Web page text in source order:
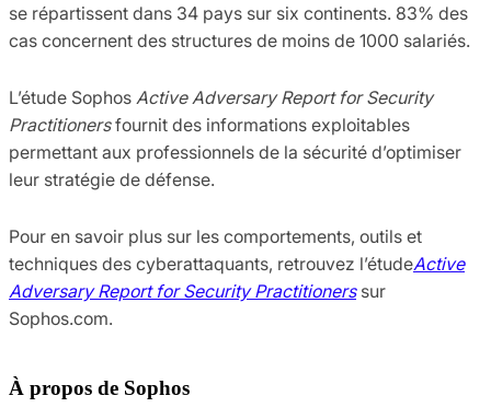
se répartissent dans 34 pays sur six continents. 83% des
cas concernent des structures de moins de 1000 salariés.
L’étude Sophos Active Adversary Report for Security
Practitionersfournit des informations exploitables
permettant aux professionnels de la sécurité d’optimiser
leur stratégie de défense.
Pour en savoir plus sur les comportements, outils et
techniques des cyberattaquants, retrouvez l’étudeActive
Adversary Report for Security Practitionerssur
Sophos.com.
À propos de Sophos